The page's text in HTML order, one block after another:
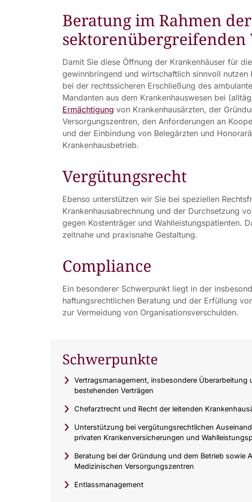
Beratung im Rahmen der
sektorenübergreifenden
Damit Sie diese Öffnung der Krankenhäuser für
gewinnbringend und wirtschaftlich sinnvoll nutzen
bei der rechtssicheren Erschließung des
Mandanten aus dem Krankenhauswesen bei
Ermächtigung von Krankenhausärzten, der
Versorgungszentren, den Anforderungen an
und der Einbindung von Belegärzten und
Krankenhausbetrieb.
Vergütungsrecht
Ebenso unterstützen wir Sie bei speziellen
Krankenhausabrechnung und der Durchsetzung
gegen Kostenträger und Wahlleistungspatienten.
zeitnahe und praxisnahe Gestaltung.
Compliance
Ein besonderer Schwerpunkt liegt in der
haftungsrechtlichen Beratung und der Erfüllung
zur Vermeidung von Organisationsverschulden.
Schwerpunkte
Vertragsmanagement, insbesondere Überarbeitung
bestehenden Verträgen
Chefarztrecht und Recht der leitenden
Unterstützung bei vergütungsrechtlichen
privaten Krankenversicherungen und
Beratung bei der Gründung und dem Betrieb sowie
Medizinischen Versorgungszentren
Entlassmanagement